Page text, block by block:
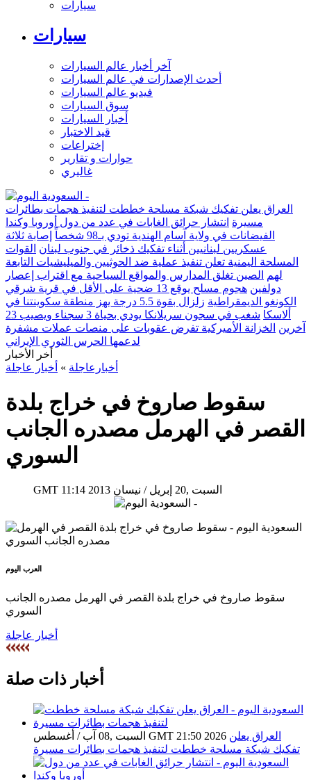
سيارات
سيارات
آخر أخبار عالم السيارات
أحدث الإصدارات في عالم السيارات
فيديو عالم السيارات
سوق السيارات
أخبار السيارات
قيد الاختبار
إختراعات
حوارات و تقارير
غاليري
العراق يعلن تفكيك شبكة مسلحة خططت لتنفيذ هجمات بطائرات
مسيرة انتشار حرائق الغابات في عدد من دول أوروبا وكندا
الفيضانات في ولاية آسام الهندية تودي بـ98 شخصاً
إصابة ثلاثة
عسكريين لبنانيين أثناء تفكيك ذخائر في جنوب لبنان القوات
المسلحة اليمنية تعلن تنفيذ عملية ضد الحوثيين والميليشيات التابعة
لهم
الصين تغلق المدارس والمواقع السياحية مع اقتراب إعصار
دولفين
هجوم مسلح يوقع 13 ضحية على الأقل في قرية شرقي
الكونغو الديمقراطية
زلزال بقوة 5.5 درجة يهز منطقة سكوينتنا في
ألاسكا
شغب في سجون سريلانكا يودي بحياة 3 سجناء ويصيب 23
آخرين الخزانة الأميركية تفرض عقوبات على منصات عملات مشفرة
لدعمها الحرس الثوري الإيراني
أخر الأخبار
أخبارعاجلة » أخبار عاجلة
سقوط صاروخ في خراج بلدة
القصر في الهرمل مصدره الجانب
السوري
GMT 11:14 2013 السبت ,20 إبريل / نيسان
العرب اليوم
سقوط صاروخ في خراج بلدة القصر في الهرمل مصدره الجانب
السوري
أخبار عاجلة
أخبار ذات صلة
السبت ,08 آب / أغسطس GMT 21:50 2026 العراق يعلن
تفكيك شبكة مسلحة خططت لتنفيذ هجمات بطائرات مسيرة